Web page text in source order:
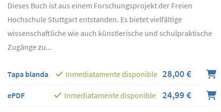
Dieses Buch ist aus einem Forschungsprojekt der Freien
Hochschule Stuttgart entstanden. Es bietet vielfältige
wissenschaftliche wie auch künstlerische und schulpraktische
Zugänge zu...
Tapa blanda Inmediatamente disponible 28,00 €
ePDF Inmediatamente disponible 24,99 €